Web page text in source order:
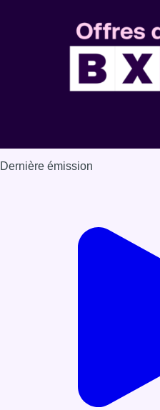
Dernière émission